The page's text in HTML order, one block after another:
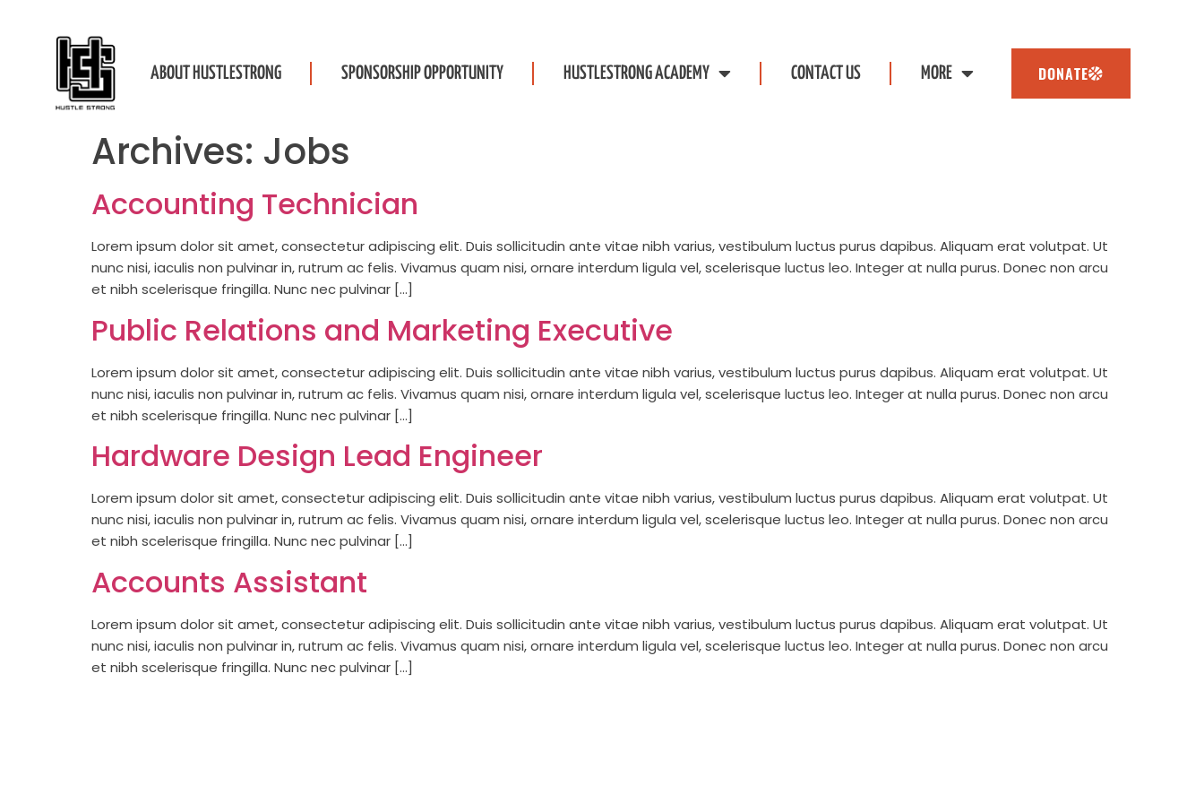
ABOUT HUSTLESTRONG SPONSORSHIP OPPORTUNITY HUSTLESTRONG ACADEMY CONTACT US MORE DONATE
Archives: Jobs
Accounting Technician
Lorem ipsum dolor sit amet, consectetur adipiscing elit. Duis sollicitudin ante vitae nibh varius, vestibulum luctus purus dapibus. Aliquam erat volutpat. Ut
nunc nisi, iaculis non pulvinar in, rutrum ac felis. Vivamus quam nisi, ornare interdum ligula vel, scelerisque luctus leo. Integer at nulla purus. Donec non arcu
et nibh scelerisque fringilla. Nunc nec pulvinar […]
Public Relations and Marketing Executive
Lorem ipsum dolor sit amet, consectetur adipiscing elit. Duis sollicitudin ante vitae nibh varius, vestibulum luctus purus dapibus. Aliquam erat volutpat. Ut
nunc nisi, iaculis non pulvinar in, rutrum ac felis. Vivamus quam nisi, ornare interdum ligula vel, scelerisque luctus leo. Integer at nulla purus. Donec non arcu
et nibh scelerisque fringilla. Nunc nec pulvinar […]
Hardware Design Lead Engineer
Lorem ipsum dolor sit amet, consectetur adipiscing elit. Duis sollicitudin ante vitae nibh varius, vestibulum luctus purus dapibus. Aliquam erat volutpat. Ut
nunc nisi, iaculis non pulvinar in, rutrum ac felis. Vivamus quam nisi, ornare interdum ligula vel, scelerisque luctus leo. Integer at nulla purus. Donec non arcu
et nibh scelerisque fringilla. Nunc nec pulvinar […]
Accounts Assistant
Lorem ipsum dolor sit amet, consectetur adipiscing elit. Duis sollicitudin ante vitae nibh varius, vestibulum luctus purus dapibus. Aliquam erat volutpat. Ut
nunc nisi, iaculis non pulvinar in, rutrum ac felis. Vivamus quam nisi, ornare interdum ligula vel, scelerisque luctus leo. Integer at nulla purus. Donec non arcu
et nibh scelerisque fringilla. Nunc nec pulvinar […]